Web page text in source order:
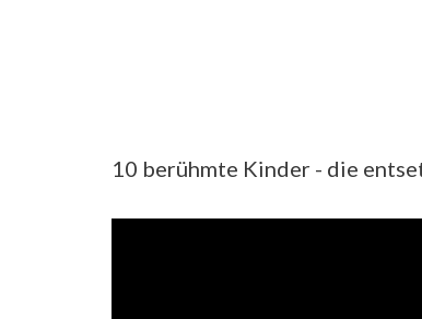
10 berühmte Kinder - die